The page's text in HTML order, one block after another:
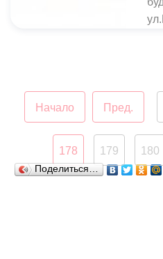
Начало Пред.
178 179
180
Поделиться…